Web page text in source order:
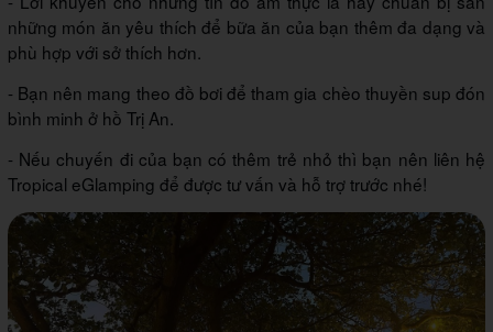
những món ăn yêu thích để bữa ăn của bạn thêm đa dạng và
phù hợp với sở thích hơn.
- Bạn nên mang theo đồ bơi để tham gia chèo thuyền sup đón
bình minh ở hồ Trị An.
- Nếu chuyến đi của bạn có thêm trẻ nhỏ thì bạn nên liên hệ
Tropical eGlamping để được tư vấn và hỗ trợ trước nhé!